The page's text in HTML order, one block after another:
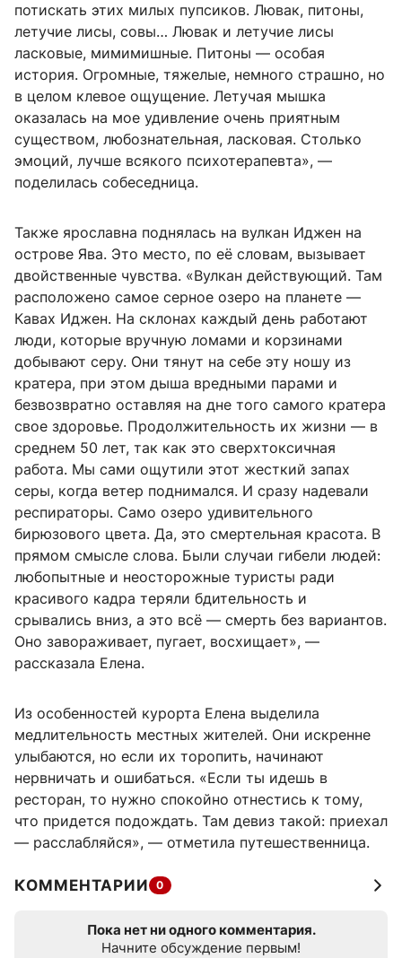
потискать этих милых пупсиков. Лювак, питоны,
летучие лисы, совы… Лювак и летучие лисы
ласковые, мимимишные. Питоны — особая
история. Огромные, тяжелые, немного страшно, но
в целом клевое ощущение. Летучая мышка
оказалась на мое удивление очень приятным
существом, любознательная, ласковая. Столько
эмоций, лучше всякого психотерапевта», —
поделилась собеседница.
Также ярославна поднялась на вулкан Иджен на
острове Ява. Это место, по её словам, вызывает
двойственные чувства. «Вулкан действующий. Там
расположено самое серное озеро на планете —
Кавах Иджен. На склонах каждый день работают
люди, которые вручную ломами и корзинами
добывают серу. Они тянут на себе эту ношу из
кратера, при этом дыша вредными парами и
безвозвратно оставляя на дне того самого кратера
свое здоровье. Продолжительность их жизни — в
среднем 50 лет, так как это сверхтоксичная
работа. Мы сами ощутили этот жесткий запах
серы, когда ветер поднимался. И сразу надевали
респираторы. Само озеро удивительного
бирюзового цвета. Да, это смертельная красота. В
прямом смысле слова. Были случаи гибели людей:
любопытные и неосторожные туристы ради
красивого кадра теряли бдительность и
срывались вниз, а это всё — смерть без вариантов.
Оно завораживает, пугает, восхищает», —
рассказала Елена.
Из особенностей курорта Елена выделила
медлительность местных жителей. Они искренне
улыбаются, но если их торопить, начинают
нервничать и ошибаться. «Если ты идешь в
ресторан, то нужно спокойно отнестись к тому,
что придется подождать. Там девиз такой: приехал
— расслабляйся», — отметила путешественница.
КОММЕНТАРИИ 0
Пока нет ни одного комментария.
Начните обсуждение первым!